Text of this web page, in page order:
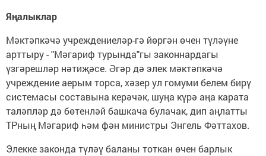
Яңалыклар
Мәктәпкәчә учреждениеләр-гә йөргән өчен түләүне
арттыру - "Мәгариф турында"гы законнардагы
үзгәрешләр нәтиҗәсе. Әгәр дә элек мәктәпкәчә
учреждение аерым торса, хәзер ул гомуми белем бирү
системасы составына керәчәк, шуңа күрә аңа карата
таләпләр дә бөтенләй башкача булачак, дип аңлатты
ТРның Мәгариф һәм фән министры Энгель Фәттахов.
Элекке законда түләү баланы тоткан өчен барлык